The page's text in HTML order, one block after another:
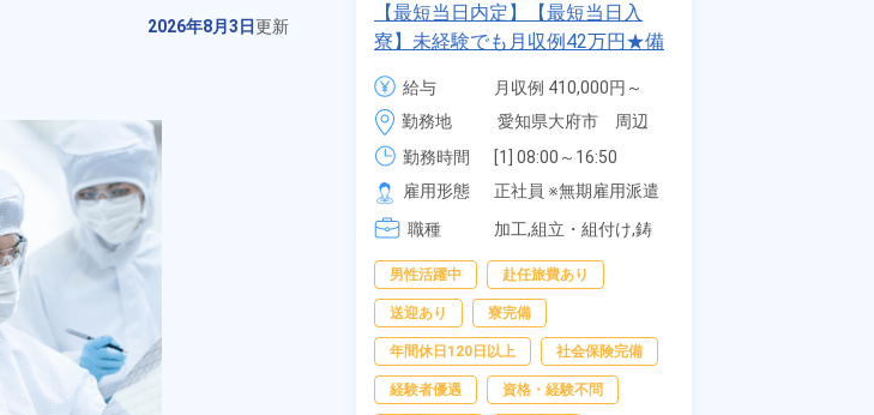
2026年8月3日更新
クルマ用アルミホイールの製造作
業！今だけ♪寮費無料！備品付ワン
121日休み！未経験歓迎！《北海
道苫小牧市》
時給 1,150円～1,150円
勤務地
北海道苫小牧市　周辺
勤務時間
[1] 08:00～17:10
[2] 20:00～05:10
[3] 08:00～17:00
[4] 15:00～00:00
[5] 23:00～08:00
雇用形態
派遣社員
加工,板金・塗装,鋳造・
鍛造
未経験者OK 男性活躍中
赴任旅費あり
キャンペーン実施中！
年間休日120日以上
【最短当日内定】【最短当日入
寮】未経験でも月収例42万円★備
品付き寮完備＆赴任旅費会社負担
◎昇給・業績賞与あり！組立や塗
装など自動車製造の各種作業！
《愛知県大府市》
給与
月収例 410,000円～
430,000円
月給 277,000円～
277,000円
勤務地
愛知県大府市　周辺
勤務時間
[1] 08:00～16:50
[2] 06:25～15:10
[3] 17:05～01:50
雇用形態
正社員 ※無期雇用派遣
職種
加工,組立・組付け,鋳
男性活躍中 赴任旅費あり
送迎あり 寮完備
年間休日120日以上 社会保険完備
経験者優遇 資格・経験不問